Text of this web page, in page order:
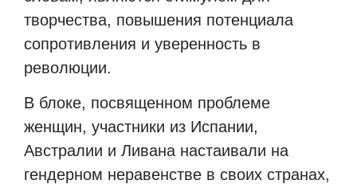
творчества, повышения потенциала
сопротивления и уверенность в
революции.
В блоке, посвященном проблеме
женщин, участники из Испании,
Австралии и Ливана настаивали на
гендерном неравенстве в своих странах,